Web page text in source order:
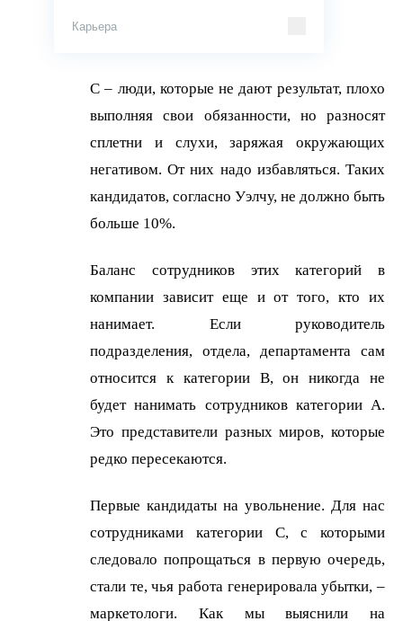
Карьера
С – люди, которые не дают результат, плохо
выполняя свои обязанности, но разносят
сплетни и слухи, заряжая окружающих
негативом. От них надо избавляться. Таких
кандидатов, согласно Уэлчу, не должно быть
больше 10%.
Баланс сотрудников этих категорий в
компании зависит еще и от того, кто их
нанимает. Если руководитель
подразделения, отдела, департамента сам
относится к категории B, он никогда не
будет нанимать сотрудников категории А.
Это представители разных миров, которые
редко пересекаются.
Первые кандидаты на увольнение. Для нас
сотрудниками категории С, с которыми
следовало попрощаться в первую очередь,
стали те, чья работа генерировала убытки, –
маркетологи. Как мы выяснили на